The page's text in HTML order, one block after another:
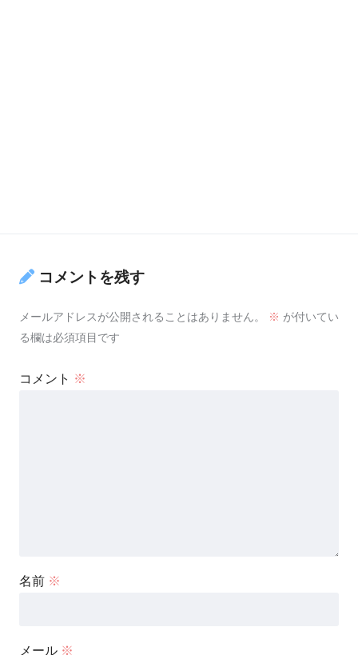
コメントを残す
メールアドレスが公開されることはありません。 ※ が付いてい
る欄は必須項目です
コメント ※
名前 ※
メール ※